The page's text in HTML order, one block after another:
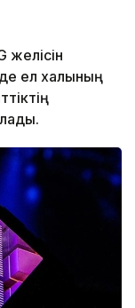
желісін
ел халқының